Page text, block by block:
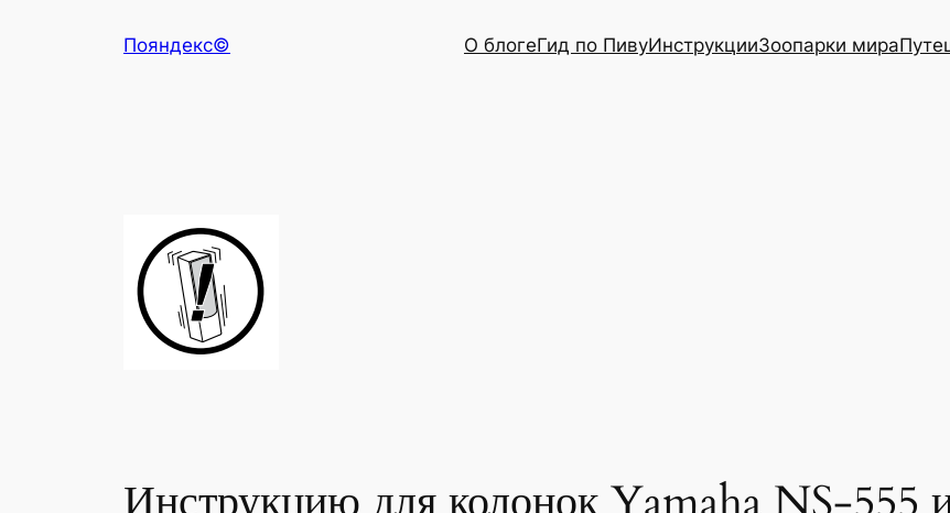
Пояндекс© О блогеГид по ПивуИнструкцииЗоопарки мира